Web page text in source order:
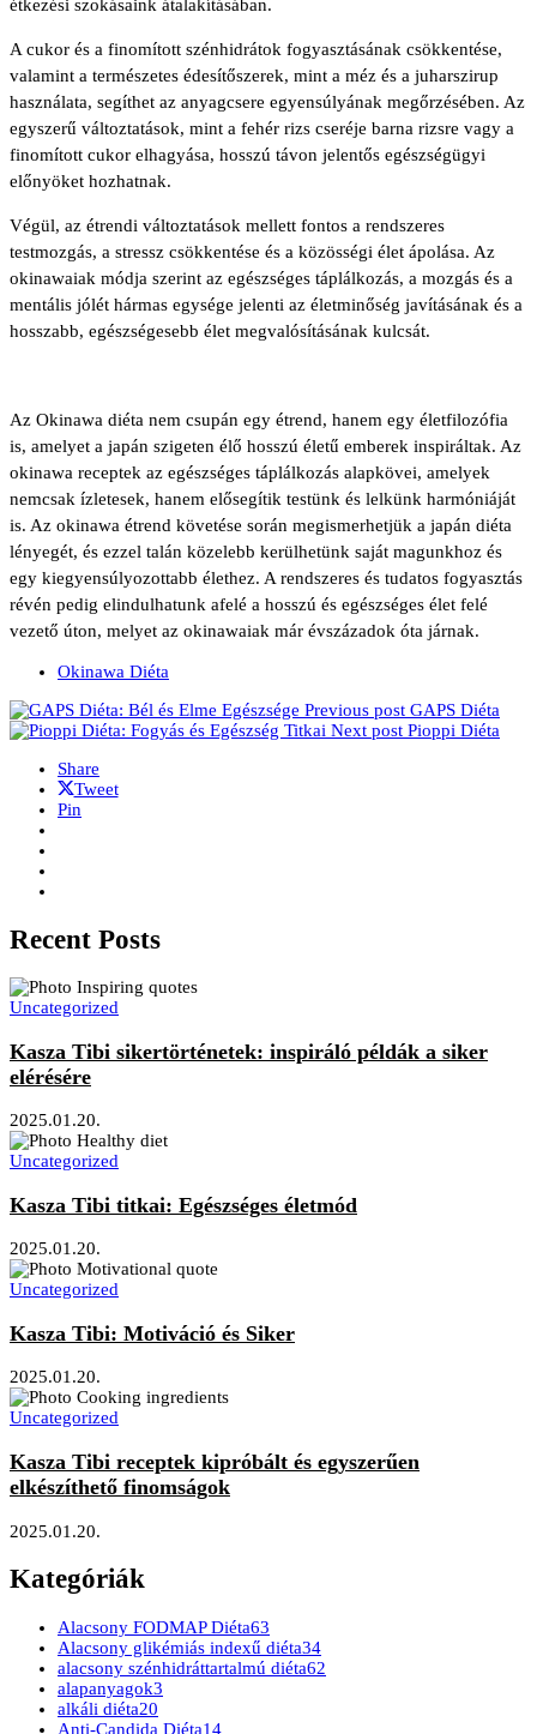
étkezési szokásaink átalakításában.
A cukor és a finomított szénhidrátok fogyasztásának csökkentése,
valamint a természetes édesítőszerek, mint a méz és a juharszirup
használata, segíthet az anyagcsere egyensúlyának megőrzésében. Az
egyszerű változtatások, mint a fehér rizs cseréje barna rizsre vagy a
finomított cukor elhagyása, hosszú távon jelentős egészségügyi
előnyöket hozhatnak.
Végül, az étrendi változtatások mellett fontos a rendszeres
testmozgás, a stressz csökkentése és a közösségi élet ápolása. Az
okinawaiak módja szerint az egészséges táplálkozás, a mozgás és a
mentális jólét hármas egysége jelenti az életminőség javításának és a
hosszabb, egészségesebb élet megvalósításának kulcsát.
Az Okinawa diéta nem csupán egy étrend, hanem egy életfilozófia
is, amelyet a japán szigeten élő hosszú életű emberek inspiráltak. Az
okinawa receptek az egészséges táplálkozás alapkövei, amelyek
nemcsak ízletesek, hanem elősegítik testünk és lelkünk harmóniáját
is. Az okinawa étrend követése során megismerhetjük a japán diéta
lényegét, és ezzel talán közelebb kerülhetünk saját magunkhoz és
egy kiegyensúlyozottabb élethez. A rendszeres és tudatos fogyasztás
révén pedig elindulhatunk afelé a hosszú és egészséges élet felé
vezető úton, melyet az okinawaiak már évszázadok óta járnak.
Okinawa Diéta
Previous post GAPS Diéta
Next post Pioppi Diéta
Share
Tweet
Pin
Recent Posts
Uncategorized
Kasza Tibi sikertörténetek: inspiráló példák a siker
elérésére
2025.01.20.
Uncategorized
Kasza Tibi titkai: Egészséges életmód
2025.01.20.
Uncategorized
Kasza Tibi: Motiváció és Siker
2025.01.20.
Uncategorized
Kasza Tibi receptek kipróbált és egyszerűen
elkészíthető finomságok
2025.01.20.
Kategóriák
Alacsony FODMAP Diéta63
Alacsony glikémiás indexű diéta34
alacsony szénhidráttartalmú diéta62
alapanyagok3
alkáli diéta20
Anti-Candida Diéta14